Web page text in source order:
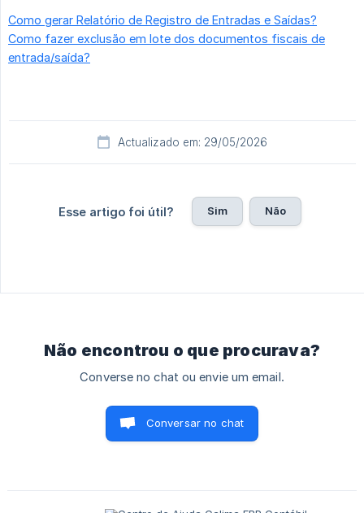
Como gerar Relatório de Registro de Entradas e Saídas?
Como fazer exclusão em lote dos documentos fiscais de
entrada/saída?
Actualizado em: 29/05/2026
Esse artigo foi útil? Sim Não
Não encontrou o que procurava?
Converse no chat ou envie um email.
Conversar no chat